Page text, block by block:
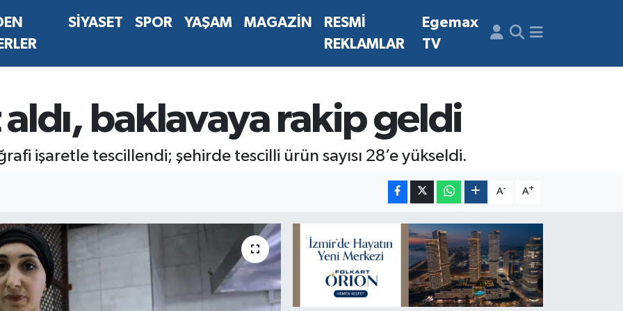
SİYASET SPOR YAŞAM MAGAZİN
RESMİ
REKLAMLAR
Egemax
TV
baklavaya rakip geldi
işaretle tescillendi; şehirde tescilli ürün sayısı 28’e yükseldi.
A- A+